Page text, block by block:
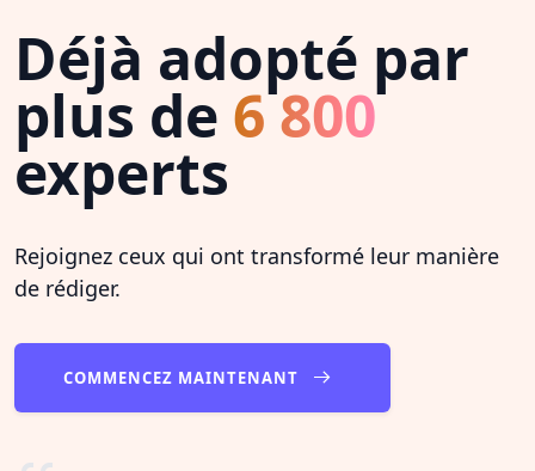
Déjà adopté par
plus de 6 800
experts
Rejoignez ceux qui ont transformé leur manière
de rédiger.
COMMENCEZ MAINTENANT